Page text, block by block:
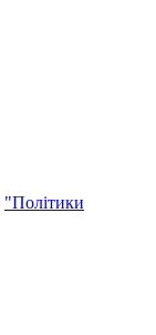
"Політики